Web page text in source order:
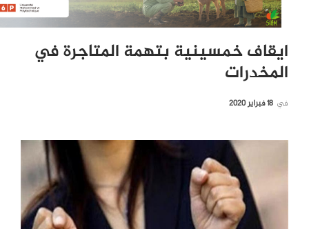
ايقاف خمسينية بتهمة المتاجرة في
المخدرات
في 18 فبراير 2020